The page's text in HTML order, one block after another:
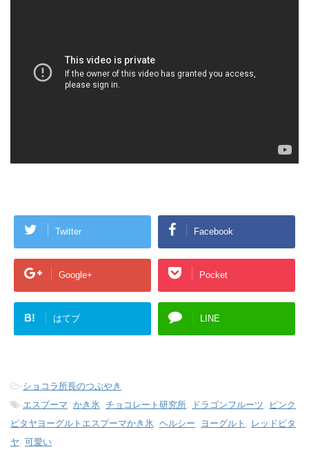
Twitter Facebook
Google+ Pocket
B! はてブ LINE
-ショコラ所長のつぶやき
-エスプーマ かき氷 チョコレート研究所 ドラゴンフルーツ
ピンク
ピタヤヨーグルトエスプーマかき氷 ヘルシー ヨーグルト
レッドピタ
ヤ 可愛い